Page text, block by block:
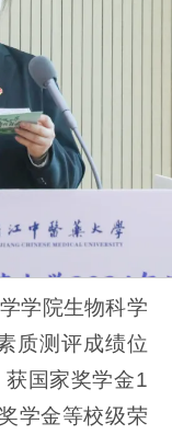
学院生物科学
质测评成绩位
国家奖学金1
学金等校级荣